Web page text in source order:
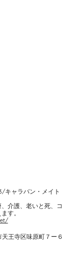
キャラバン・メイト
介護、老いと死、コ
す。
王寺区味原町７ー６